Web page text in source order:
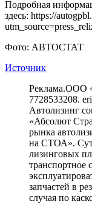
Подробная
здесь: https://
Фото: АВТОСТАТ
Источник
Реклама.ООО
7728533208.
Автолизинг
«Абсолют
рынка
на СТОА».
лизинговых
транспортное
запчастей в
случая по